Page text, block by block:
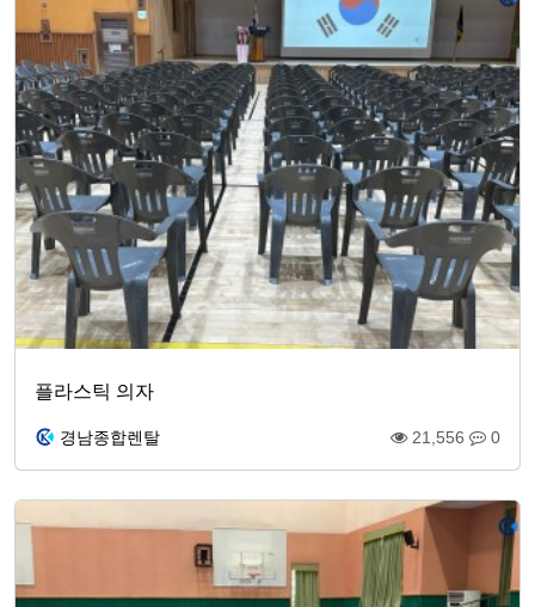
플라스틱 의자
경남종합렌탈 21,556 0